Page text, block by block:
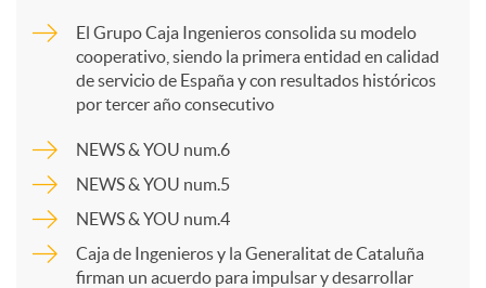
a
r
El Grupo Caja Ingenieros consolida su modelo
cooperativo, siendo la primera entidad en calidad
de servicio de España y con resultados históricos
por tercer año consecutivo
NEWS & YOU num.6
NEWS & YOU num.5
NEWS & YOU num.4
Caja de Ingenieros y la Generalitat de Cataluña
firman un acuerdo para impulsar y desarrollar